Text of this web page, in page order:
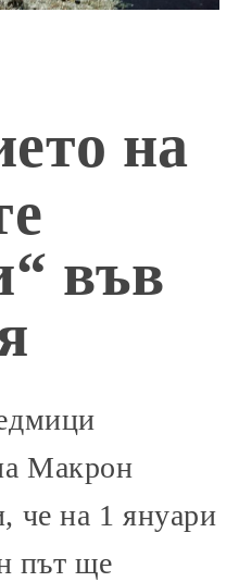
на
във
Макрон
че на 1 януари
път ще